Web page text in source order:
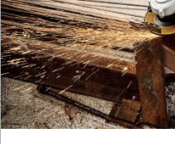
AGREGATY
PRĄDOWE
ODZIEŻ
ROBOCZA
I